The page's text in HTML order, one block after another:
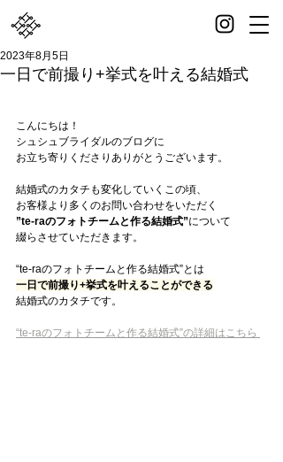
一日で前撮り+挙式を叶える結婚式
2023年8月5日
こんにちは！
シュシュブライダルのブログに
お立ち寄りくださりありがとうございます。
結婚式のカタチも変化していくこの頃、
お客様より多くのお問い合わせをいただく
”te-raのフォトチームと作る結婚式”について
綴らさせていただきます。
“te-raのフォトチームと作る結婚式”とは
一日で前撮り+挙式を叶えることができる
結婚式のカタチです。
“te-raのフォトチームと作る結婚式”の詳細はこちら